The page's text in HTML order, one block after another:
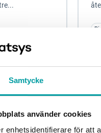
Samtycke
använder cookies
enhetsidentifierare för att